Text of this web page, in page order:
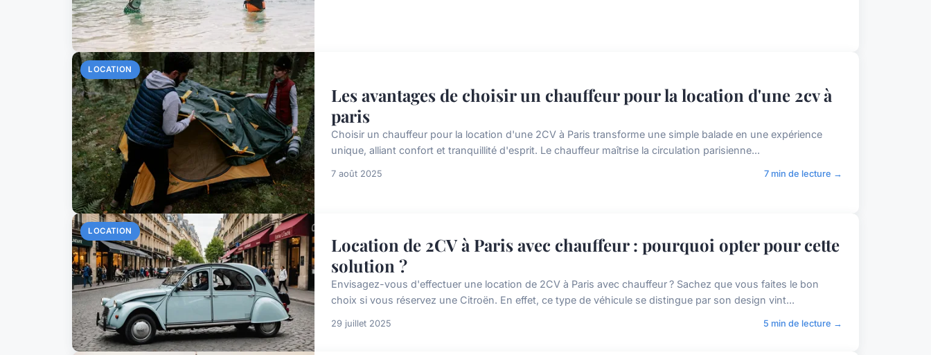
LOCATION
Les avantages de choisir un chauffeur pour la location d'une 2cv à
paris
Choisir un chauffeur pour la location d'une 2CV à Paris transforme une simple balade en une expérience
unique, alliant confort et tranquillité d'esprit. Le chauffeur maîtrise la circulation parisienne...
7 août 2025 7 min de lecture →
LOCATION
Location de 2CV à Paris avec chauffeur : pourquoi opter pour cette
solution ?
Envisagez-vous d'effectuer une location de 2CV à Paris avec chauffeur ? Sachez que vous faites le bon
choix si vous réservez une Citroën. En effet, ce type de véhicule se distingue par son design vint...
29 juillet 2025 5 min de lecture →